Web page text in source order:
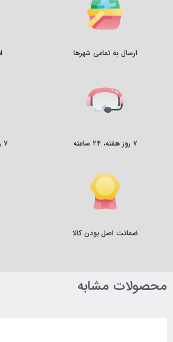
ارسال به تمامی شهرها
۷ روز هفته، ۲۴ ساعته ۷ روز ضمانت بازگشت کالا
ضمانت اصل بودن کالا
محصولات مشابه